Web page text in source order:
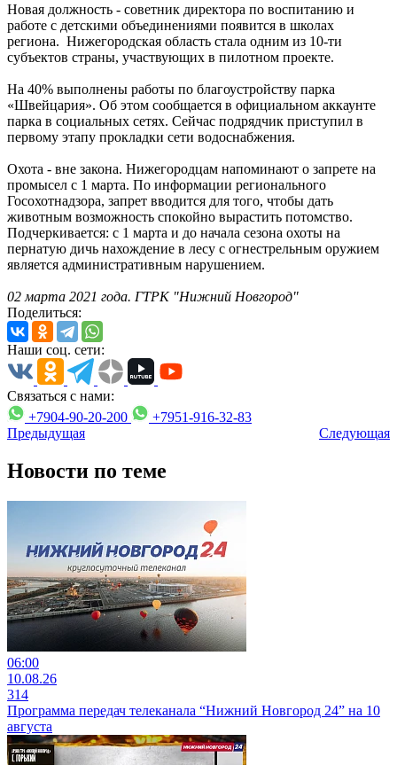
Новая должность - советник директора по воспитанию и
работе с детскими объединениями появится в школах
региона. Нижегородская область стала одним из 10-ти
субъектов страны, участвующих в пилотном проекте.
На 40% выполнены работы по благоустройству парка
«Швейцария». Об этом сообщается в официальном аккаунте
парка в социальных сетях. Сейчас подрядчик приступил в
первому этапу прокладки сети водоснабжения.
Охота - вне закона. Нижегородцам напоминают о запрете на
промысел с 1 марта. По информации регионального
Госохотнадзора, запрет вводится для того, чтобы дать
животным возможность спокойно вырастить потомство.
Подчеркивается: с 1 марта и до начала сезона охоты на
пернатую дичь нахождение в лесу с огнестрельным оружием
является административным нарушением.
02 марта 2021 года. ГТРК "Нижний Новгород"
Поделиться:
Наши соц. сети:
Связаться с нами:
+7904-90-20-200
+7951-916-32-83
Предыдущая
Следующая
Новости по теме
06:00
10.08.26
314
Программа передач телеканала “Нижний Новгород 24” на 10
августа